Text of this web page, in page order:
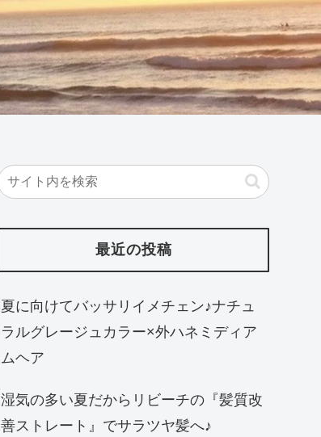
最近の投稿
夏に向けてバッサリイメチェン♪ナチュ
ラルグレージュカラー×外ハネミディア
ムヘア
湿気の多い夏だからリビーチの『髪質改
善ストレート』でサラツヤ髪へ♪